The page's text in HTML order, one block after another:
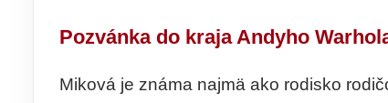
Pozvánka do kraja Andyho
Miková je známa najmä ako rodisko